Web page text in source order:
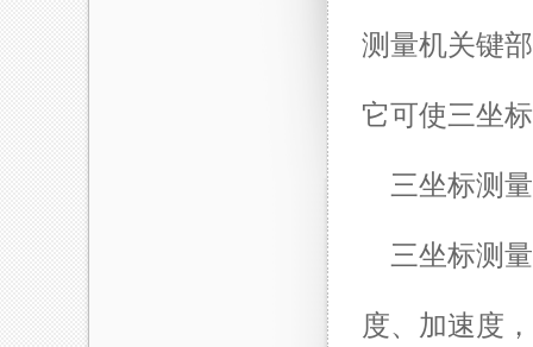
测量机关键
它可使三坐
三坐标测
三坐标测
度、加速度